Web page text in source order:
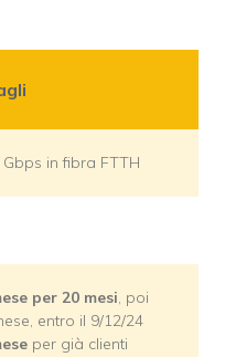
in fibra FTTH
per 20 mesi, poi
entro il 9/12/24
per già clienti